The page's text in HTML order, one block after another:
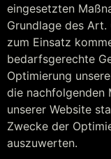
eingesetzten
Grundlage des Art.
zum Einsatz
bedarfsgerechte
Optimierung
die nachfolgenden
unserer Website
Zwecke der
auszuwerten.